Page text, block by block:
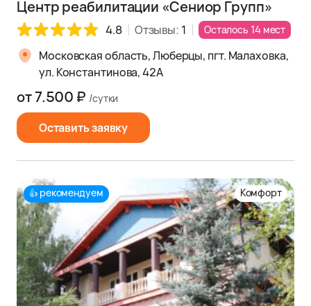
Центр реабилитации «Сениор Групп»
4.8 Отзывы: 1 Осталось 14 мест
Московская область, Люберцы, пгт. Малаховка,
ул. Константинова, 42А
Оставить заявку
от 7.500 ₽ /сутки
Комфорт
👍рекомендуем